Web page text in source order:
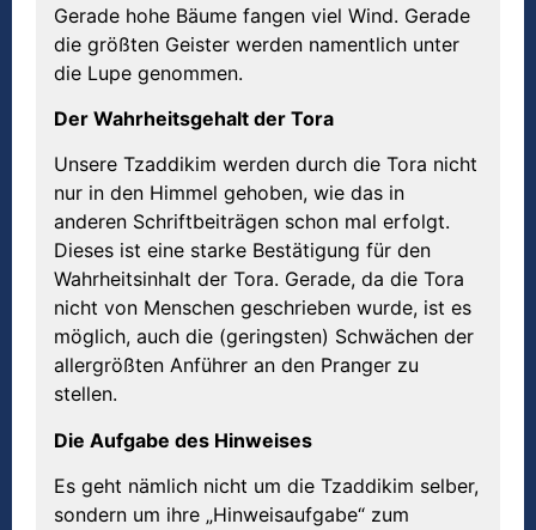
Gerade hohe Bäume fangen viel Wind. Gerade
die größten Geister werden namentlich unter
die Lupe genommen.
Der Wahrheitsgehalt der Tora
Unsere Tzaddikim werden durch die Tora nicht
nur in den Himmel gehoben, wie das in
anderen Schriftbeiträgen schon mal erfolgt.
Dieses ist eine starke Bestätigung für den
Wahrheitsinhalt der Tora. Gerade, da die Tora
nicht von Menschen geschrieben wurde, ist es
möglich, auch die (geringsten) Schwächen der
allergrößten Anführer an den Pranger zu
stellen.
Die Aufgabe des Hinweises
Es geht nämlich nicht um die Tzaddikim selber,
sondern um ihre „Hinweisaufgabe“ zum